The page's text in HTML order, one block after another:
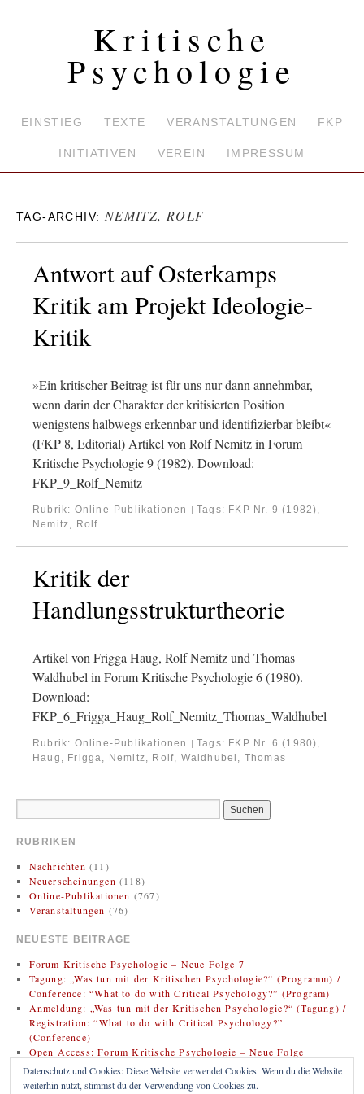
Kritische
Psychologie
EINSTIEG TEXTE VERANSTALTUNGEN FKP
INITIATIVEN VEREIN IMPRESSUM
TAG-ARCHIV: NEMITZ, ROLF
Antwort auf Osterkamps
Kritik am Projekt Ideologie-
Kritik
»Ein kritischer Beitrag ist für uns nur dann annehmbar,
wenn darin der Charakter der kritisierten Position
wenigstens halbwegs erkennbar und identifizierbar bleibt«
(FKP 8, Editorial) Artikel von Rolf Nemitz in Forum
Kritische Psychologie 9 (1982). Download:
FKP_9_Rolf_Nemitz
Rubrik: Online-Publikationen | Tags: FKP Nr. 9 (1982),
Nemitz, Rolf
Kritik der
Handlungsstrukturtheorie
Artikel von Frigga Haug, Rolf Nemitz und Thomas
Waldhubel in Forum Kritische Psychologie 6 (1980).
Download:
FKP_6_Frigga_Haug_Rolf_Nemitz_Thomas_Waldhubel
Rubrik: Online-Publikationen | Tags: FKP Nr. 6 (1980),
Haug, Frigga, Nemitz, Rolf, Waldhubel, Thomas
RUBRIKEN
Nachrichten (11)
Neuerscheinungen (118)
Online-Publikationen (767)
Veranstaltungen (76)
NEUESTE BEITRÄGE
Forum Kritische Psychologie – Neue Folge 7
Tagung: „Was tun mit der Kritischen Psychologie?“ (Programm) /
Conference: “What to do with Critical Psychology?” (Program)
Anmeldung: „Was tun mit der Kritischen Psychologie?“ (Tagung) /
Registration: “What to do with Critical Psychology?”
(Conference)
Open Access: Forum Kritische Psychologie – Neue Folge
(Zweitveröffentlichung)
Rezension: Bregman, Rutger (2020). Im Grunde gut: Eine neue
Datenschutz und Cookies: Diese Website verwendet Cookies. Wenn du die Website
weiterhin nutzt, stimmst du der Verwendung von Cookies zu.